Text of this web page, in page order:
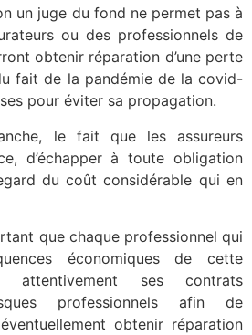
un juge du fond ne permet pas à
ou des professionnels de
obtenir réparation d’une perte
fait de la pandémie de la covid-
pour éviter sa propagation.
le fait que les assureurs
d’échapper à toute obligation
du coût considérable qui en
que chaque professionnel qui
économiques de cette
attentivement ses contrats
professionnels afin de
obtenir réparation